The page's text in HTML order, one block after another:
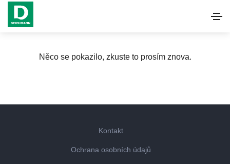
Něco se pokazilo, zkuste to prosím znova.
Kontakt
Ochrana osobních údajů